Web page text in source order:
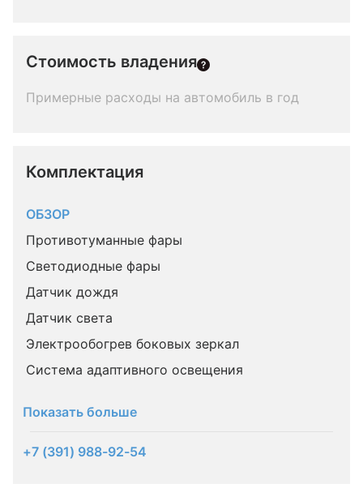
Стоимость владения
Примерные расходы на автомобиль в год
Комплектация
ОБЗОР
Противотуманные фары
Светодиодные фары
Датчик дождя
Датчик света
Электрообогрев боковых зеркал
Система адаптивного освещения
Показать больше
+7 (391) 988-92-54